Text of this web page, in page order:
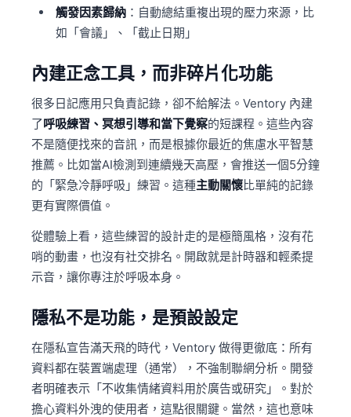
觸發因素歸納：自動總結重複出現的壓力來源，比
如「會議」、「截止日期」
內建正念工具，而非碎片化功能
很多日記應用只負責記錄，卻不給解法。Ventory 內建
了呼吸練習、冥想引導和當下覺察的短課程。這些內容
不是隨便找來的音訊，而是根據你最近的焦慮水平智慧
推薦。比如當AI檢測到連續幾天高壓，會推送一個5分鐘
的「緊急冷靜呼吸」練習。這種主動關懷比單純的記錄
更有實際價值。
從體驗上看，這些練習的設計走的是極簡風格，沒有花
哨的動畫，也沒有社交排名。開啟就是計時器和輕柔提
示音，讓你專注於呼吸本身。
隱私不是功能，是預設設定
在隱私宣告滿天飛的時代，Ventory 做得更徹底：所有
資料都在裝置端處理（通常），不強制聯網分析。開發
者明確表示「不收集情緒資料用於廣告或研究」。對於
擔心資料外洩的使用者，這點很關鍵。當然，這也意味